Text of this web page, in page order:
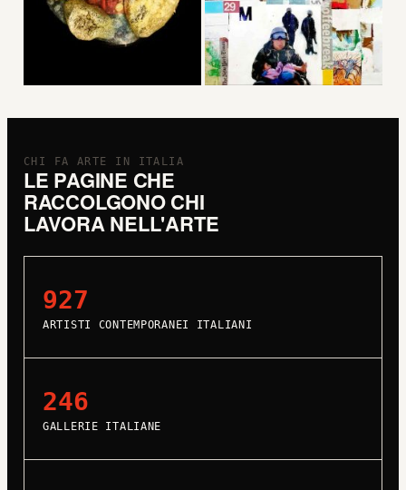
CHI FA ARTE IN ITALIA
LE PAGINE CHE
RACCOLGONO CHI
LAVORA NELL'ARTE
927
ARTISTI CONTEMPORANEI ITALIANI
246
GALLERIE ITALIANE